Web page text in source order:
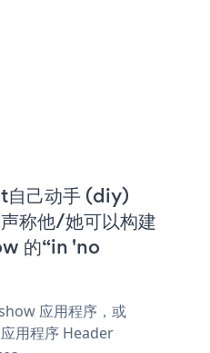
自己动手 (diy)
称他/她可以构建
的“in 'no
应用程序，或
用程序 Header